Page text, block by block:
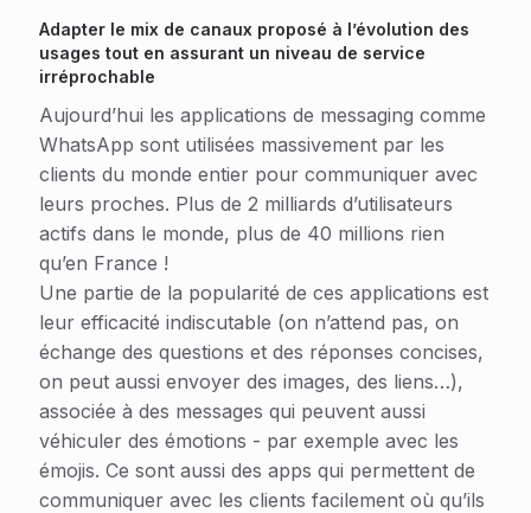
Adapter le mix de canaux proposé à l’évolution des
usages tout en assurant un niveau de service
irréprochable
Aujourd’hui les applications de messaging comme
WhatsApp sont utilisées massivement par les
clients du monde entier pour communiquer avec
leurs proches. Plus de 2 milliards d’utilisateurs
actifs dans le monde, plus de 40 millions rien
qu’en France !
Une partie de la popularité de ces applications est
leur efficacité indiscutable (on n’attend pas, on
échange des questions et des réponses concises,
on peut aussi envoyer des images, des liens…),
associée à des messages qui peuvent aussi
véhiculer des émotions - par exemple avec les
émojis. Ce sont aussi des apps qui permettent de
communiquer avec les clients facilement où qu’ils